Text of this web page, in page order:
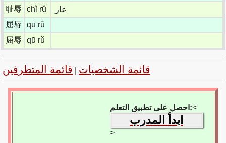
耻辱
chǐ rǔ
عار
屈辱
qū rǔ
屈辱
qū rǔ
قائمة الشخصيات قائمة المتطرفين
احصل على تطبيق التعلم:<
ابدأ المدرب
>